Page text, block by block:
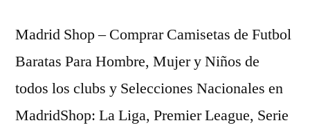
Madrid Shop – Comprar Camisetas de Futbol
Baratas Para Hombre, Mujer y Niños de
todos los clubs y Selecciones Nacionales en
MadridShop: La Liga, Premier League, Serie